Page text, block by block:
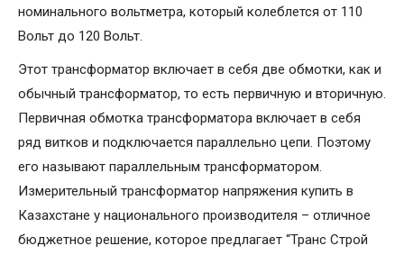
номинального вольтметра, который колеблется от 110
Вольт до 120 Вольт.
Этот трансформатор включает в себя две обмотки, как и
обычный трансформатор, то есть первичную и вторичную.
Первичная обмотка трансформатора включает в себя
ряд витков и подключается параллельно цепи. Поэтому
его называют параллельным трансформатором.
Измерительный трансформатор напряжения купить в
Казахстане у национального производителя – отличное
бюджетное решение, которое предлагает “Транс Строй